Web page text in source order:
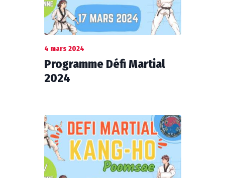
4 mars 2024
Programme Défi Martial
2024